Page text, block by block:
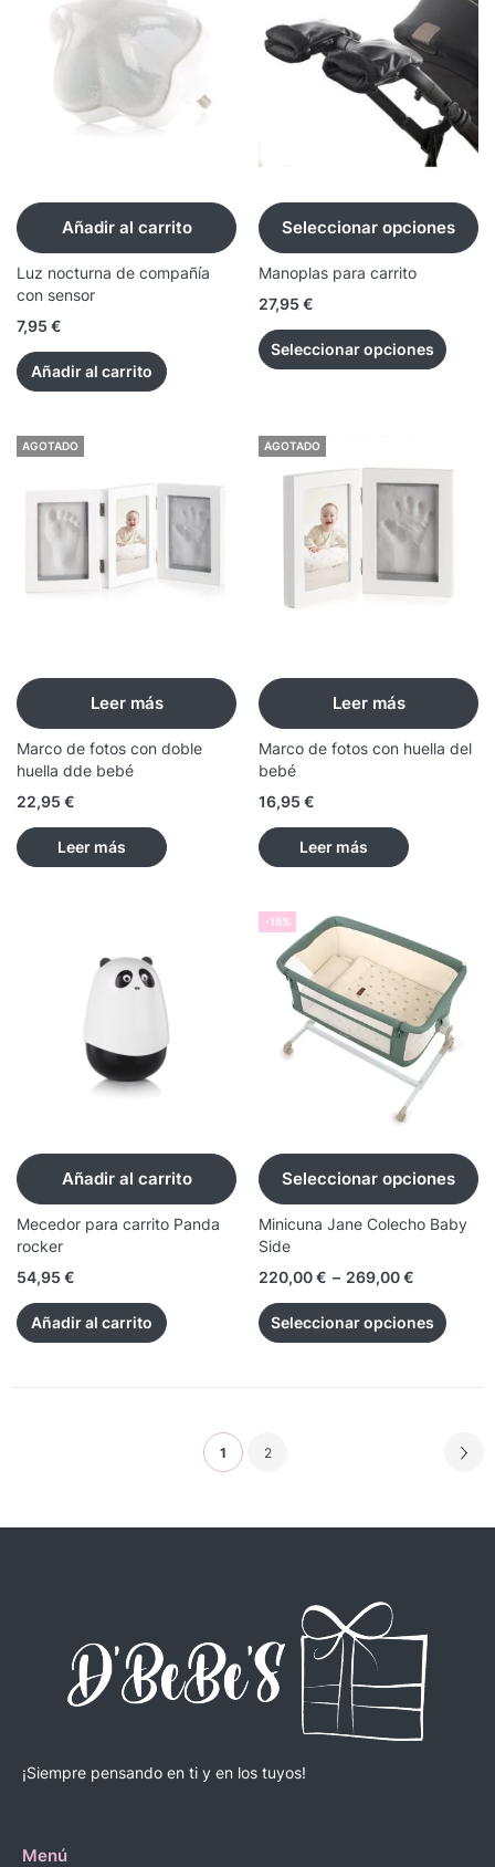
Añadir al carrito
Luz nocturna de compañía
con sensor
7,95 €
Añadir al carrito
Seleccionar opciones
Manoplas para carrito
27,95 €
Seleccionar opciones
AGOTADO
Leer más
Marco de fotos con doble
huella dde bebé
22,95 €
Leer más
AGOTADO
Leer más
Marco de fotos con huella del
bebé
16,95 €
Leer más
Añadir al carrito
Mecedor para carrito Panda
rocker
54,95 €
Añadir al carrito
-18%
Seleccionar opciones
Minicuna Jane Colecho Baby
Side
220,00€ – 269,00€
Seleccionar opciones
1 2
¡Siempre pensando en ti y en los tuyos!
Menú